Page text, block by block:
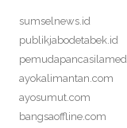
sumselnews.id
publikjabodetabek.id
ayokalimantan.com
ayosumut.com
bangsaoffline.com